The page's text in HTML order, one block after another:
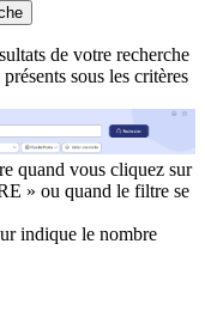
de votre recherche
sous les critères
quand vous cliquez sur
» ou quand le filtre se
indique le nombre